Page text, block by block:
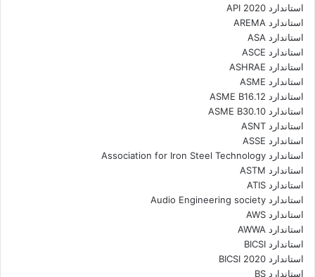
استاندارد API 2020
استاندارد AREMA
استاندارد ASA
استاندارد ASCE
استاندارد ASHRAE
استاندارد ASME
استاندارد ASME B16.12
استاندارد ASME B30.10
استاندارد ASNT
استاندارد ASSE
استاندارد Association for Iron Steel Technology
استاندارد ASTM
استاندارد ATIS
استاندارد Audio Engineering society
استاندارد AWS
استاندارد AWWA
استاندارد BICSI
استاندارد BICSI 2020
استاندارد BS